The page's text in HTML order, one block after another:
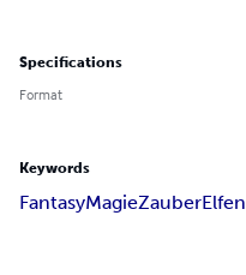
Specifications
Format
Keywords
FantasyMagieZauberElfen